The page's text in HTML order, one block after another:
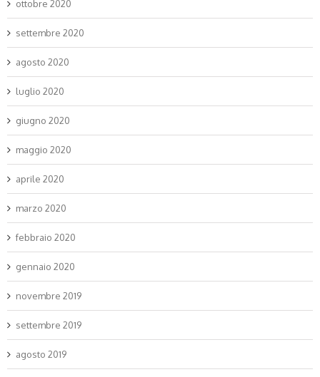
ottobre 2020
settembre 2020
agosto 2020
luglio 2020
giugno 2020
maggio 2020
aprile 2020
marzo 2020
febbraio 2020
gennaio 2020
novembre 2019
settembre 2019
agosto 2019